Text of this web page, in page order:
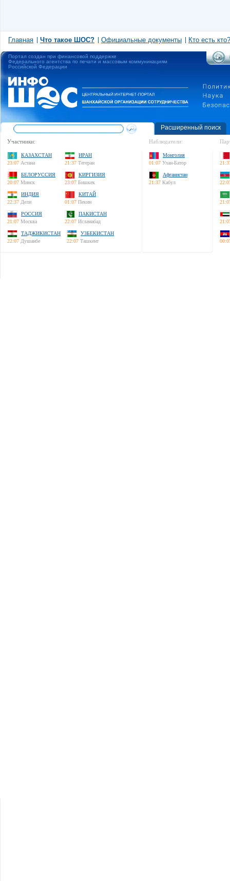
Главная Что такое ШОС? Официальные документы Кто есть кто?
Портал создан при финансовой поддержке
Федерального агентства по печати и массовым коммуникациям
Российской Федерации
Расширенный поиск
Участники:
КАЗАХСТАН
23:07 Астана
ИРАН
21:37 Тегеран
БЕЛОРУССИЯ
20:07 Минск
КИРГИЗИЯ
23:07 Бишкек
ИНДИЯ
22:37 Дели
КИТАЙ
01:07 Пекин
РОССИЯ
21:07 Москва
ПАКИСТАН
22:07 Исламабад
ТАДЖИКИСТАН
22:07 Душанбе
УЗБЕКИСТАН
22:07 Ташкент
Наблюдатели:
Монголия
01:07 Улан-Батор
Афганистан
21:37 Кабул